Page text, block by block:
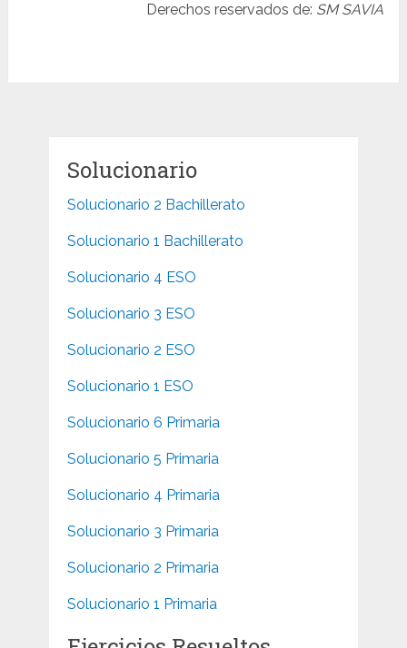
Derechos reservados de: SM SAVIA
Solucionario
Solucionario 2 Bachillerato
Solucionario 1 Bachillerato
Solucionario 4 ESO
Solucionario 3 ESO
Solucionario 2 ESO
Solucionario 1 ESO
Solucionario 6 Primaria
Solucionario 5 Primaria
Solucionario 4 Primaria
Solucionario 3 Primaria
Solucionario 2 Primaria
Solucionario 1 Primaria